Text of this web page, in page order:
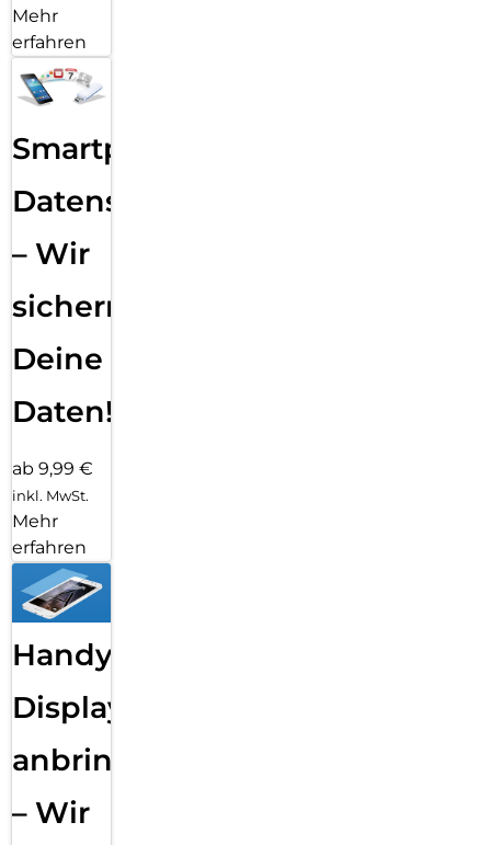
Mehr
erfahren
Smartphone
Datensicherung
– Wir
sichern
Deine
Daten!
ab 9,99 €
inkl. MwSt.
Mehr
erfahren
Handy
Displayfolie
anbringen
– Wir